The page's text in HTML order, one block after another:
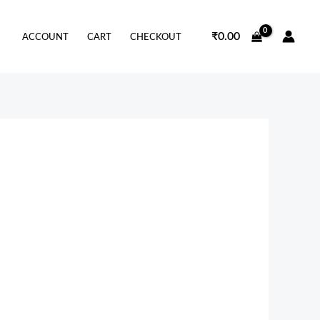
ACCOUNT CART CHECKOUT ₹0.00